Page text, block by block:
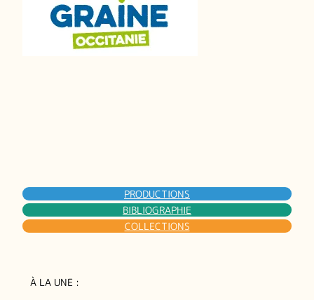
PRODUCTIONS
BIBLIOGRAPHIE
COLLECTIONS
À LA UNE :